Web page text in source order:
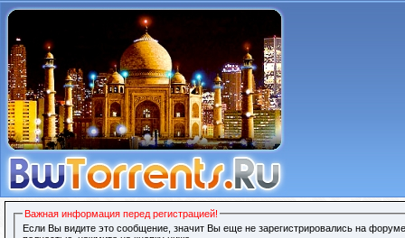
Важная информация перед регистрацией!
Если Вы видите это сообщение, значит Вы еще не зарегистрировались на